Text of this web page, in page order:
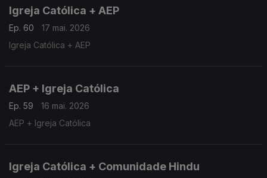
Igreja Católica + AEP
Ep. 60
17 mai. 2026
Igreja Católica + AEP
AEP + Igreja Católica
Ep. 59
16 mai. 2026
AEP + Igreja Católica
Igreja Católica + Comunidade Hindu